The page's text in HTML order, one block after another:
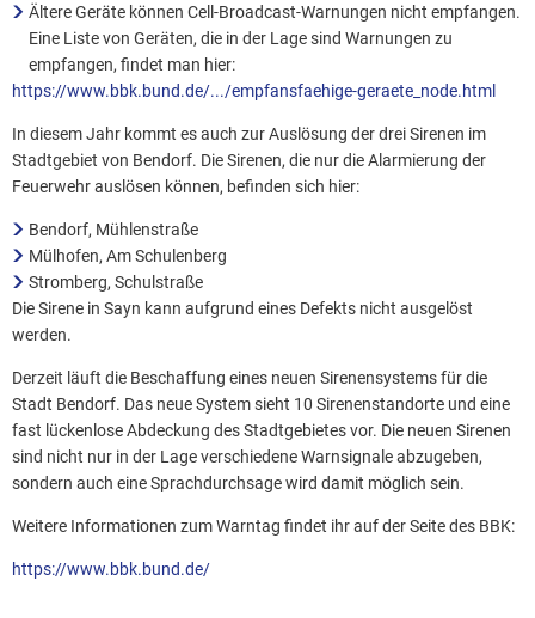
Ältere Geräte können Cell-Broadcast-Warnungen nicht empfangen.
Eine Liste von Geräten, die in der Lage sind Warnungen zu
empfangen, findet man hier:
https://www.bbk.bund.de/.../empfansfaehige-geraete_node.html
In diesem Jahr kommt es auch zur Auslösung der drei Sirenen im
Stadtgebiet von Bendorf. Die Sirenen, die nur die Alarmierung der
Feuerwehr auslösen können, befinden sich hier:
Bendorf, Mühlenstraße
Mülhofen, Am Schulenberg
Stromberg, Schulstraße
Die Sirene in Sayn kann aufgrund eines Defekts nicht ausgelöst
werden.
Derzeit läuft die Beschaffung eines neuen Sirenensystems für die
Stadt Bendorf. Das neue System sieht 10 Sirenenstandorte und eine
fast lückenlose Abdeckung des Stadtgebietes vor. Die neuen Sirenen
sind nicht nur in der Lage verschiedene Warnsignale abzugeben,
sondern auch eine Sprachdurchsage wird damit möglich sein.
Weitere Informationen zum Warntag findet ihr auf der Seite des BBK:
https://www.bbk.bund.de/